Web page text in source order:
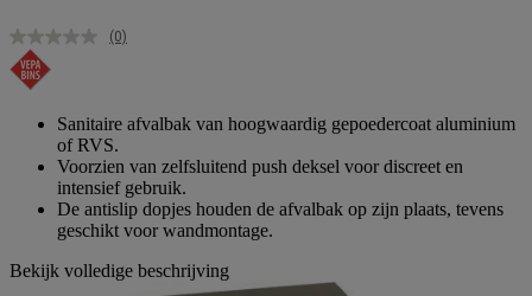
Geen
(0)
Sanitaire afvalbak van hoogwaardig gepoedercoat aluminium
of RVS.
Voorzien van zelfsluitend push deksel voor discreet en
intensief gebruik.
De antislip dopjes houden de afvalbak op zijn plaats, tevens
geschikt voor wandmontage.
Bekijk volledige beschrijving